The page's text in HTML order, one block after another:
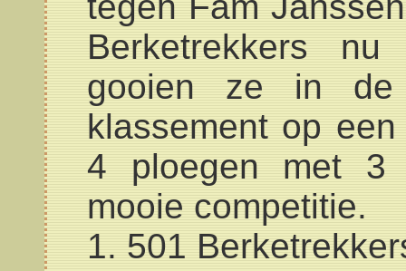
Berketrekkers
gooien ze in
klassement op
4 ploegen met 3
mooie competitie.
1. 501